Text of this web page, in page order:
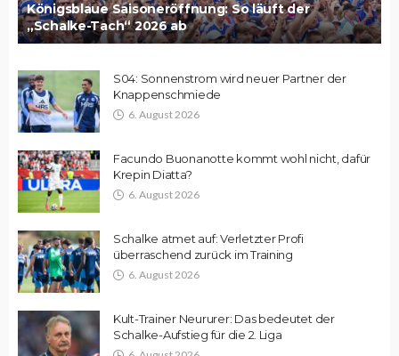
Königsblaue Saisoneröffnung: So läuft der
„Schalke-Tach“ 2026 ab
S04: Sonnenstrom wird neuer Partner der
Knappenschmiede
6. August 2026
Facundo Buonanotte kommt wohl nicht, dafür
Krepin Diatta?
6. August 2026
Schalke atmet auf: Verletzter Profi
überraschend zurück im Training
6. August 2026
Kult-Trainer Neururer: Das bedeutet der
Schalke-Aufstieg für die 2. Liga